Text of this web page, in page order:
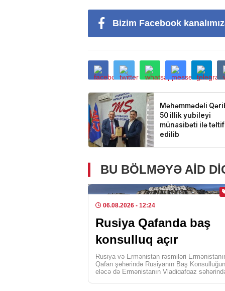
Bizim Facebook
BU BÖLMƏYƏ AID
06.08.2026 - 12:24
Rusiya Qafanda baş
konsulluq açır
Rusiya və Ermənistan rəsmiləri
Qafan şəhərində Rusiyanın Baş
eləcə də Ermənistanın Vladiqafqaz